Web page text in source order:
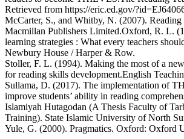
Retrieved from https://eric.ed.gov/
McCarter, S., and Whitby, N. (2007). Reading
Macmillan Publishers Limited.Oxford, R. L.
learning strategies : What every teachers
Newbury House / Harper & Row.
Stoller, F. L. (1994). Making the most of a
for reading skills development.English
Sullama, D. (2017). The implementation of
improve students’ ability in reading
Islamiyah Hutagodan (A Thesis Faculty of
Training). State Islamic University of North
Yule, G. (2000). Pragmatics. Oxford: Oxford